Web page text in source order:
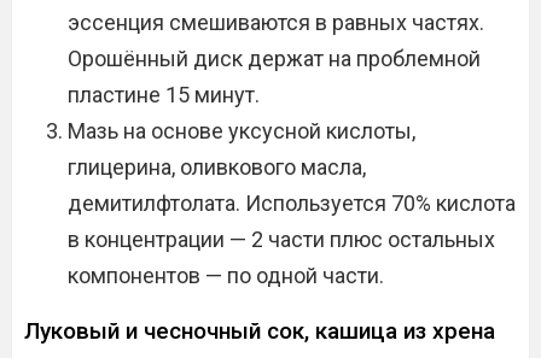
эссенция смешиваются в равных частях.
Орошённый диск держат на проблемной
пластине 15 минут.
Мазь на основе уксусной кислоты,
глицерина, оливкового масла,
демитилфтолата. Используется 70% кислота
в концентрации — 2 части плюс остальных
компонентов — по одной части.
Луковый и чесночный сок, кашица из хрена